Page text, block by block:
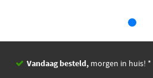
Vandaag besteld, morgen in huis! *